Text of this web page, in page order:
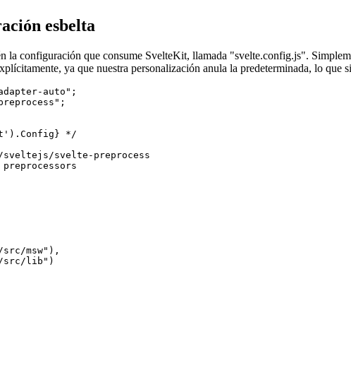
esbelta
ya que nuestra personalización anula la predeterminada, lo que
auto";
*/
svelte-preprocess
msw"),
lib")